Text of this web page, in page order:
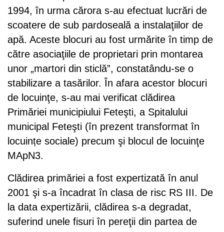
1994, în urma cărora s-au efectuat lucrări de
scoatere de sub pardoseală a instalaţiilor de
apă. Aceste blocuri au fost urmărite în timp de
către asociaţiile de proprietari prin montarea
unor „martori din sticlă”, constatându-se o
stabilizare a tasărilor. În afara acestor blocuri
de locuinţe, s-au mai verificat clădirea
Primăriei municipiului Feteşti, a Spitalului
municipal Feteşti (în prezent transformat în
locuințe sociale) precum şi blocul de locuinţe
MApN3.
Clădirea primăriei a fost expertizată în anul
2001 şi s-a încadrat în clasa de risc RS III. De
la data expertizării, clădirea s-a degradat,
suferind unele fisuri în pereţii din partea de